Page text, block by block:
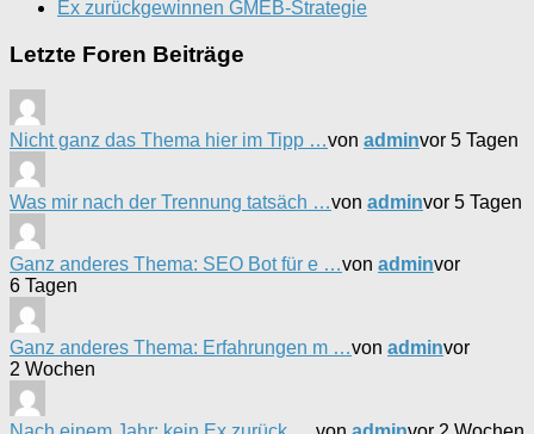
Ex zurückgewinnen GMEB-Strategie
Letzte Foren Beiträge
Nicht ganz das Thema hier im Tipp …von adminvor 5 Tagen
Was mir nach der Trennung tatsäch …von adminvor 5 Tagen
Ganz anderes Thema: SEO Bot für e …von adminvor
6 Tagen
Ganz anderes Thema: Erfahrungen m …von adminvor
2 Wochen